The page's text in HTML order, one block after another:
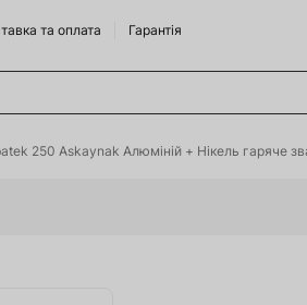
та оплата Гарантія
Сидрариї
250 Askaynak Алюміній + Нікель гаряче